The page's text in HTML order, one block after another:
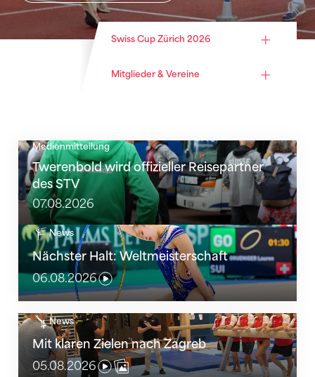
Swiss Cup Zürich 2026
Mitglieder & Vereine
Medienmitteilung
Twerenbold wird offizieller Reisepartner
des STV
Twerenbold wird offizieller Reisepartner des STV
07.08.2026
News
Nächster Halt: Weltmeisterschaft
Nächster Halt: Weltmeisterschaft
06.08.2026
News
Mit klaren Zielen nach Zagreb
Mit klaren Zielen nach Zagreb
05.08.2026